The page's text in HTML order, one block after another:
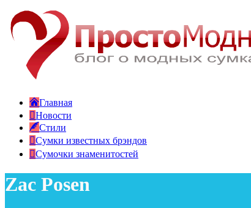
Главная
Новости
Стили
Сумки известных брэндов
Сумочки знаменитостей
Zac Posen